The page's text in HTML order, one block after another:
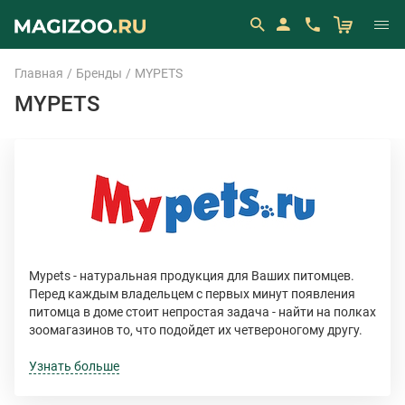
Главная Бренды MYPETS
MYPETS
Mypets - натуральная продукция для Ваших питомцев.
Перед каждым владельцем с первых минут появления
питомца в доме стоит непростая задача - найти на полках
зоомагазинов то, что подойдет их четвероногому другу.
Спустя много лет и горы набитых шишек, Mypets
Узнать больше